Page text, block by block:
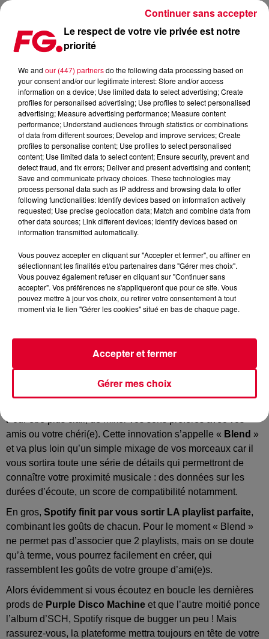
CRÉER VOS PLAYLISTS EN DUO SUR SPOTIFY
Publié : 2 septembre 2021 à 12h49 par Christophe
HUBERT
@Spotify
Pour être plus clair, de mixer vos sons préférés avec vos
amis ou votre chéri(e). Cette innovation s’appelle « Blend »
et va plus loin qu’un simple mixage de vos morceaux car il
vous sortira toute une série de détails qui permettront de
connaître votre proximité musicale : des données sur les
durées d’écoute, un score de compatibilité notamment.
En gros, Spotify finit par vous sortir LA playlist parfaite,
combinant les goûts de chacun. Pour le moment « Blend »
ne permet pas d’associer que 2 playlists, mais on se doute
qu’à terme, vous pourrez facilement en créer, qui
rassemblent les goûts de votre groupe d’ami(e)s.
Alors évidemment si vous écoutez en boucle les dernières
prods de Purple Disco Machine et que l’autre moitié ponce
l’album d’SCH, Spotify risque de bugger un peu ! Mais
rassurez-vous, la plateforme mettra toujours en tête de votre
Le respect de votre vie privée est notre
priorité
We and our (447) partnersdo the following data processing based on
your consent and/or our legitimate interest: Store and/or access
information on a device; Use limited data to select advertising; Create
profiles for personalised advertising; Use profiles to select personalised
advertising; Measure advertising performance; Measure content
performance; Understand audiences through statistics or combinations
of data from different sources; Develop and improve services; Create
profiles to personalise content; Use profiles to select personalised
content; Use limited data to select content; Ensure security, prevent and
detect fraud, and fix errors; Deliver and present advertising and content;
Save and communicate privacy choices. These technologies may
process personal data such as IP address and browsing data to offer
following functionalities: Identify devices based on information actively
requested; Use precise geolocation data; Match and combine data from
other data sources; Link different devices; Identify devices based on
information transmitted automatically.
Vous pouvez accepter en cliquant sur "Accepter et fermer", ou affiner en
sélectionnant les finalités et/ou partenaires dans "Gérer mes choix".
Vous pouvez également refuser en cliquant sur "Continuer sans
accepter". Vos préférences ne s'appliqueront que pour ce site. Vous
pouvez mettre à jour vos choix, ou retirer votre consentement à tout
moment via le lien "Gérer les cookies" situé en bas de chaque page.
Gérer mes choix
Accepter et fermer
Continuer sans accepter